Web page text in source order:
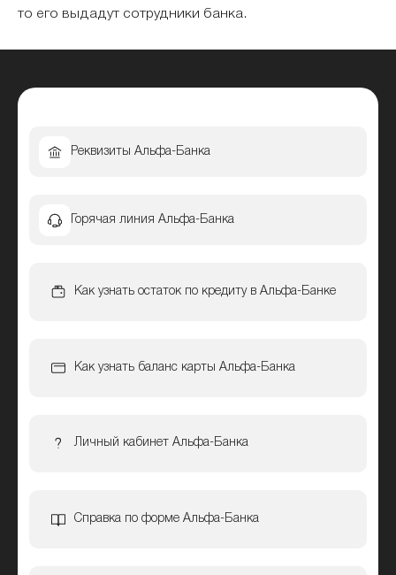
то его выдадут сотрудники банка.
Реквизиты Альфа-Банка
Горячая линия Альфа-Банка
Как узнать остаток по кредиту в Альфа-Банке
Как узнать баланс карты Альфа-Банка
Личный кабинет Альфа-Банка
Справка по форме Альфа-Банка